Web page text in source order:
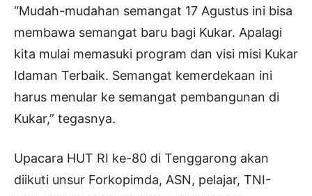
“Mudah-mudahan semangat 17 Agustus ini bisa
membawa semangat baru bagi Kukar. Apalagi
kita mulai memasuki program dan visi misi Kukar
Idaman Terbaik. Semangat kemerdekaan ini
harus menular ke semangat pembangunan di
Kukar,” tegasnya.
Upacara HUT RI ke-80 di Tenggarong akan
diikuti unsur Forkopimda, ASN, pelajar, TNI-